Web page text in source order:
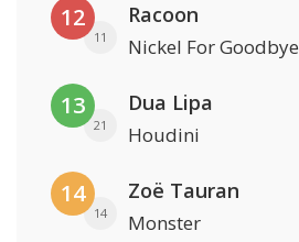
12
11
Racoon
Nickel For Goodbye
13
21
Dua Lipa
Houdini
14
14
Zoë Tauran
Monster